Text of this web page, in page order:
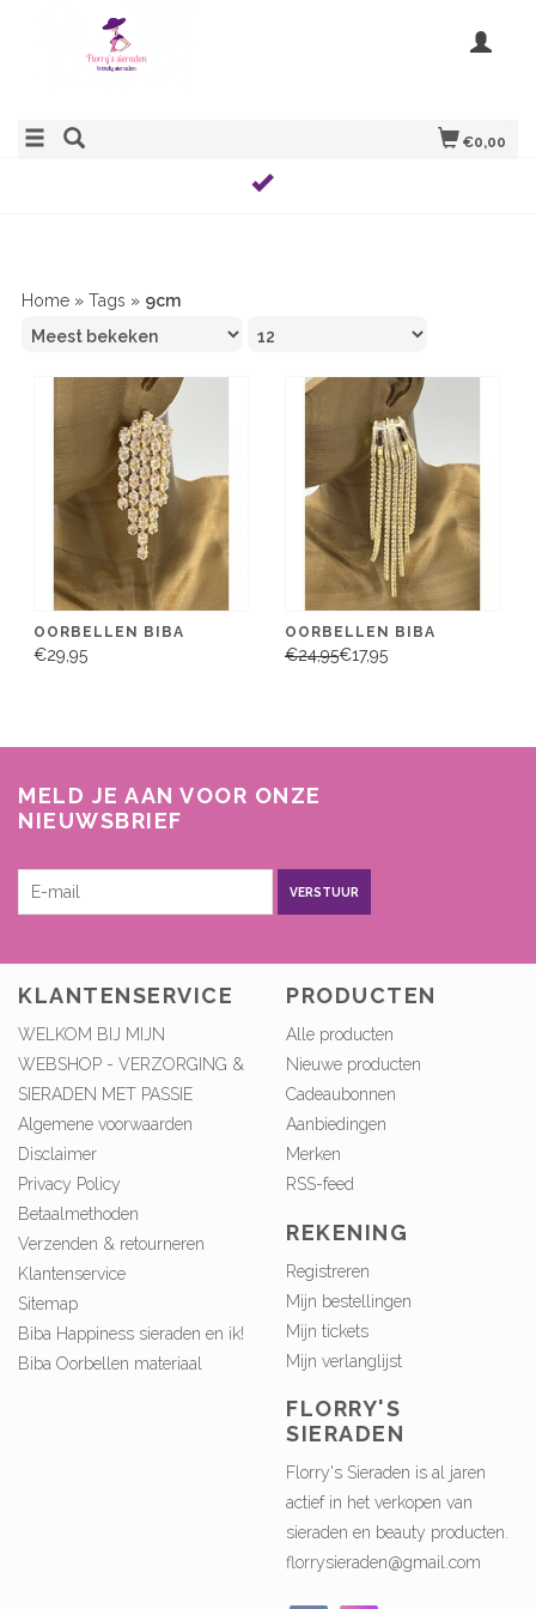
€0,00
Home » Tags » 9cm
OORBELLEN BIBA
€29,95
OORBELLEN BIBA
€24,95€17,95
MELD JE AAN VOOR ONZE
NIEUWSBRIEF
VERSTUUR
KLANTENSERVICE
WELKOM BIJ MIJN
WEBSHOP - VERZORGING &
SIERADEN MET PASSIE
Algemene voorwaarden
Disclaimer
Privacy Policy
Betaalmethoden
Verzenden & retourneren
Klantenservice
Sitemap
Biba Happiness sieraden en ik!
Biba Oorbellen materiaal
PRODUCTEN
Alle producten
Nieuwe producten
Cadeaubonnen
Aanbiedingen
Merken
RSS-feed
REKENING
Registreren
Mijn bestellingen
Mijn tickets
Mijn verlanglijst
FLORRY'S
SIERADEN
Florry's Sieraden is al jaren
actief in het verkopen van
sieraden en beauty producten.
florrysieraden@gmail.com